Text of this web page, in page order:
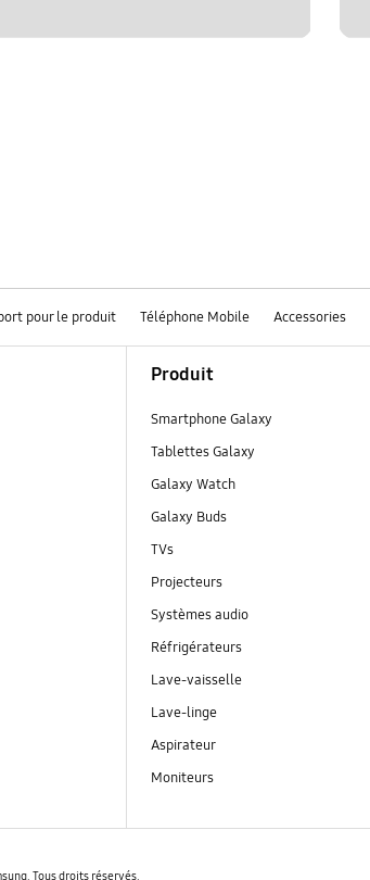
pour le produit Téléphone Mobile Accessories
Produit
Smartphone Galaxy
Tablettes Galaxy
Galaxy Watch
Galaxy Buds
TVs
Projecteurs
Systèmes audio
Réfrigérateurs
Lave-vaisselle
Lave-linge
Aspirateur
Moniteurs
Tous droits réservés.